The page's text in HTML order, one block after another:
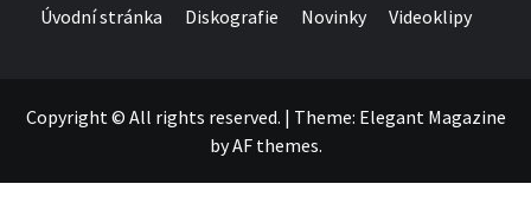
Úvodní stránka Diskografie Novinky Videoklipy
Copyright © All rights reserved. | Theme: Elegant Magazine
byAF themes.